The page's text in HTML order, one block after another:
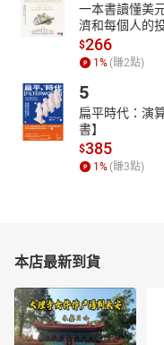
一本書讀懂美
濟和每個人的
$266
1% (賺2點)
5
扁平時代：演
書】
$385
1% (賺3點)
本店最新到貨